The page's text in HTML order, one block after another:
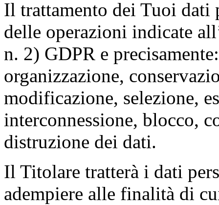
Il trattamento dei Tuoi dati
delle operazioni indicate
n. 2) GDPR e
organizzazione,
modificazione, selezione,
interconnessione, blocco,
distruzione dei dati.
Il Titolare tratterà i dati
adempiere alle finalità di